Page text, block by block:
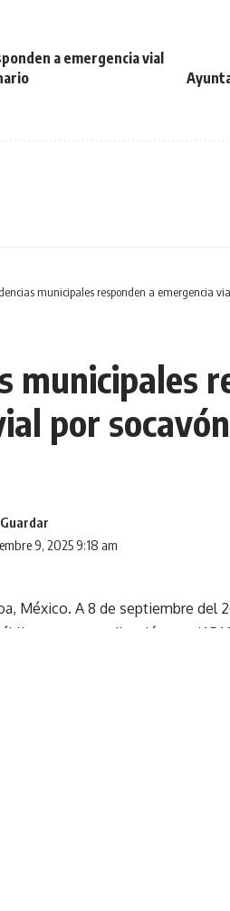
a emergencia vial
municipales responden a emergencia
municipales
por
9, 2025 9:18 am
México. A 8 de septiembre del
y en coordinación con